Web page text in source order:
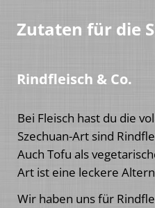
Zutaten für die
Rindfleisch & Co.
Bei Fleisch hast du die
Szechuan-Art sind
Auch Tofu als
Art ist eine leckere
Wir haben uns für